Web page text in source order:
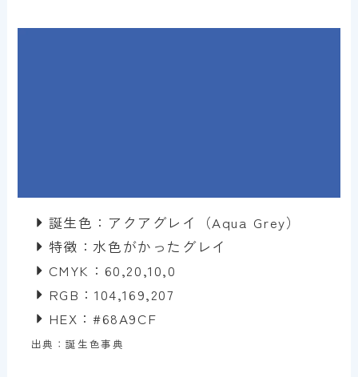
誕生色：アクアグレイ（Aqua Grey）
特徴：水色がかったグレイ
CMYK：60,20,10,0
RGB：104,169,207
HEX：#68A9CF
出典：誕生色事典